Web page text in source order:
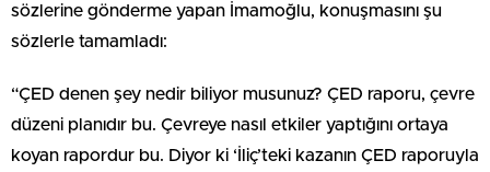
sözlerine gönderme yapan İmamoğlu, konuşmasını şu
sözlerle tamamladı:
“ÇED denen şey nedir biliyor musunuz? ÇED raporu, çevre
düzeni planıdır bu. Çevreye nasıl etkiler yaptığını ortaya
koyan rapordur bu. Diyor ki ‘İliç’teki kazanın ÇED raporuyla